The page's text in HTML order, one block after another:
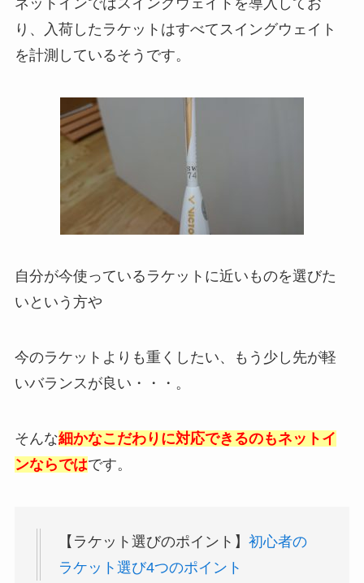
り、入荷したラケットはすべてスイングウェイト
を計測しているそうです。
自分が今使っているラケットに近いものを選びた
いという方や
今のラケットよりも重くしたい、もう少し先が軽
いバランスが良い・・・。
そんな細かなこだわりに対応できるのもネットイ
ンならではです。
【ラケット選びのポイント】 初心者の
ラケット選び4つのポイント